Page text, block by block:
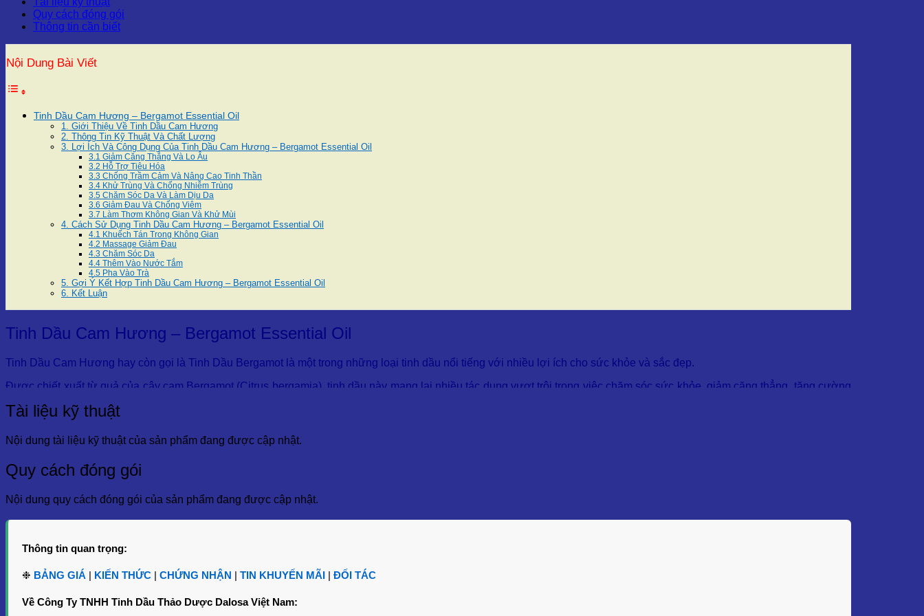
Quy cách đóng gói
Thông tin cần biết
Nội Dung Bài Viết
Tinh Dầu Cam Hương – Bergamot Essential Oil
1. Giới Thiệu Về Tinh Dầu Cam Hương
2. Thông Tin Kỹ Thuật Và Chất Lượng
3. Lợi Ích Và Công Dụng Của Tinh Dầu Cam Hương – Bergamot Essential Oil
3.1 Giảm Căng Thẳng Và Lo Âu
3.2 Hỗ Trợ Tiêu Hóa
3.3 Chống Trầm Cảm Và Nâng Cao Tinh Thần
3.4 Khử Trùng Và Chống Nhiễm Trùng
3.5 Chăm Sóc Da Và Làm Dịu Da
3.6 Giảm Đau Và Chống Viêm
3.7 Làm Thơm Không Gian Và Khử Mùi
4. Cách Sử Dụng Tinh Dầu Cam Hương – Bergamot Essential Oil
4.1 Khuếch Tán Trong Không Gian
4.2 Massage Giảm Đau
4.3 Chăm Sóc Da
4.4 Thêm Vào Nước Tắm
4.5 Pha Vào Trà
5. Gợi Ý Kết Hợp Tinh Dầu Cam Hương – Bergamot Essential Oil
6. Kết Luận
Tinh Dầu Cam Hương – Bergamot Essential Oil
Tinh Dầu Cam Hương hay còn gọi là Tinh Dầu Bergamot là một trong những loại tinh dầu nổi tiếng với nhiều lợi ích cho sức khỏe và sắc đẹp.
Được chiết xuất từ quả của cây cam Bergamot (Citrus bergamia), tinh dầu này mang lại nhiều tác dụng vượt trội trong việc chăm sóc sức khỏe, giảm căng thẳng, tăng cường
Đặc biệt, Tinh Dầu Cam Hương còn là thành phần quan trọng trong nhiều sản phẩm chăm sóc sức khỏe, làm đẹp và dược phẩm.
1. Giới Thiệu Về Tinh Dầu Cam Hương
Tinh Dầu Cam Hương (Bergamot Essential Oil) được chiết xuất từ quả của cây cam Bergamot, một loại cây có nguồn gốc từ miền Nam Italy. Cây cam Bergamot thường
Sản phẩm có thành phần hóa học phong phú, bao gồm alpha-pinene, limonene, linalool, linalyl acetate, nerol, và nhiều chất khác, giúp phát huy tối đa hiệu quả trong việc
chăm sóc sức khỏe và sắc đẹp.
2. Thông Tin Kỹ Thuật Và Chất Lượng
Tài liệu kỹ thuật
Nội dung tài liệu kỹ thuật của sản phẩm đang được cập nhật.
Quy cách đóng gói
Nội dung quy cách đóng gói của sản phẩm đang được cập nhật.
Thông tin quan trọng:
BẢNG GIÁ | KIẾN THỨC | CHỨNG NHẬN | TIN KHUYẾN MÃI | ĐỐI TÁC
Về Công Ty TNHH Tinh Dầu Thảo Dược Dalosa Việt Nam: